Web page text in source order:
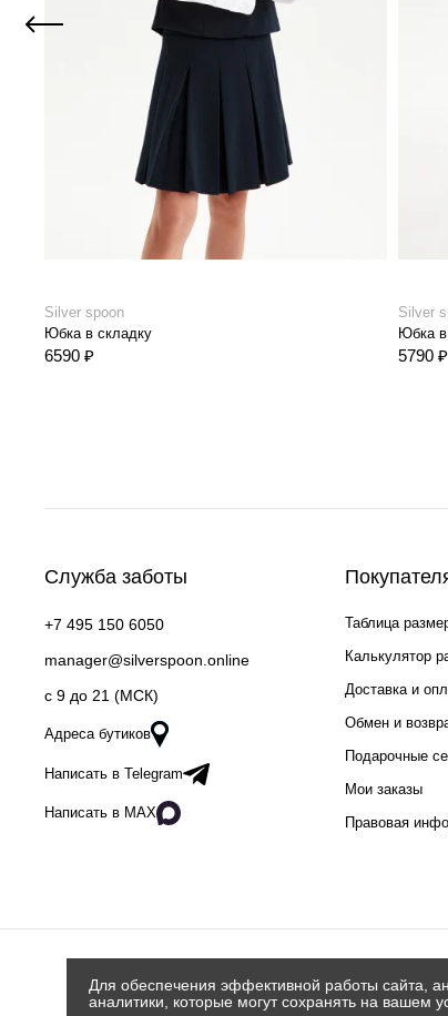
Silver spoon
Юбка в складку
6590 ₽
Silver
Юбка в
5790 ₽
Служба заботы
+7 495 150 6050
manager@silverspoon.online
c 9 до 21 (МСК)
Адреса бутиков
Написать в Telegram
Написать в MAX
Таблица
Калькулятор
Доставка и
Обмен и
Подарочные
Мои заказы
Правовая
Для обеспечения эффективной работы сайта,
аналитики, которые могут сохранять на вашем